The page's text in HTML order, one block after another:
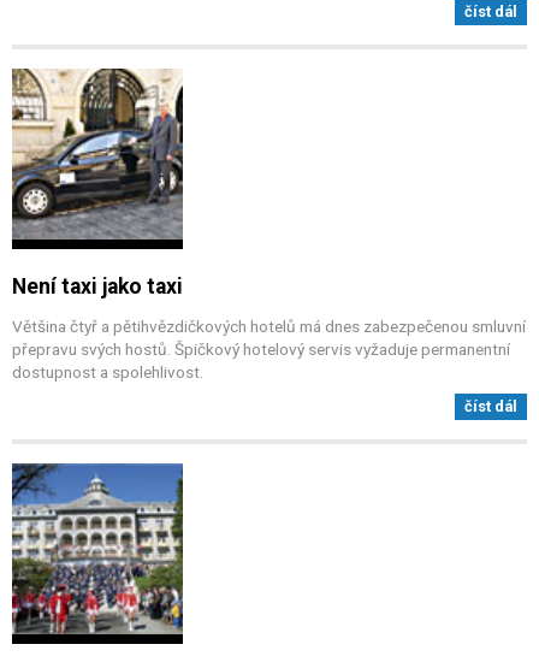
číst dál
Není taxi jako taxi
Většina čtyř a pětihvězdičkových hotelů má dnes zabezpečenou smluvní
přepravu svých hostů. Špičkový hotelový servis vyžaduje permanentní
dostupnost a spolehlivost.
číst dál